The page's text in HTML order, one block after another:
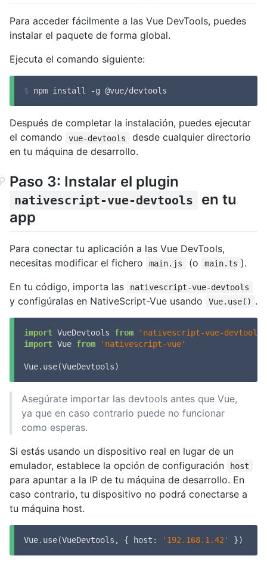
Para acceder fácilmente a las Vue DevTools, puedes
instalar el paquete de forma global.
Ejecuta el comando siguiente:
$ npm install -g @vue/devtools
Después de completar la instalación, puedes ejecutar
el comando
vue-devtools
desde cualquier directorio
en tu máquina de desarrollo.
Paso 3: Instalar el plugin
nativescript-vue-devtools
en tu
app
Para conectar tu aplicación a las Vue DevTools,
necesitas modificar el fichero
main.js (o main.ts ).
En tu código, importa las
nativescript-vue-devtools
y configúralas en NativeScript-Vue usando Vue.use() .
import VueDevtools from
'nativescript-vue-devtools'
import Vue from 'nativescript-vue'
Vue.use(VueDevtools)
Asegúrate importar las devtools antes que Vue,
ya que en caso contrario puede no funcionar
como esperas.
Si estás usando un dispositivo real en lugar de un
emulador, establece la opción de configuración
host
para apuntar a la IP de tu máquina de desarrollo. En
caso contrario, tu dispositivo no podrá conectarse a
tu máquina host.
Vue.use(VueDevtools, { host : '192.168.1.42' })